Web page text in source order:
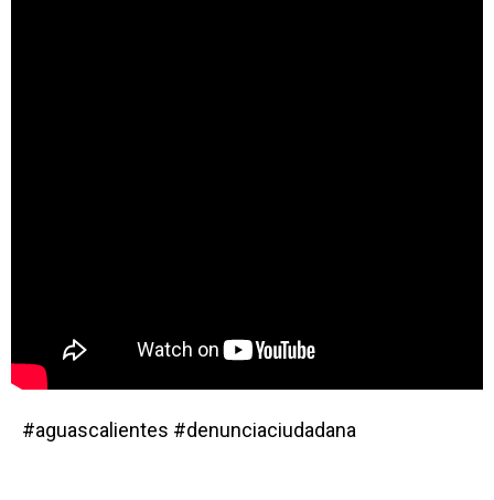
#aguascalientes #denunciaciudadana